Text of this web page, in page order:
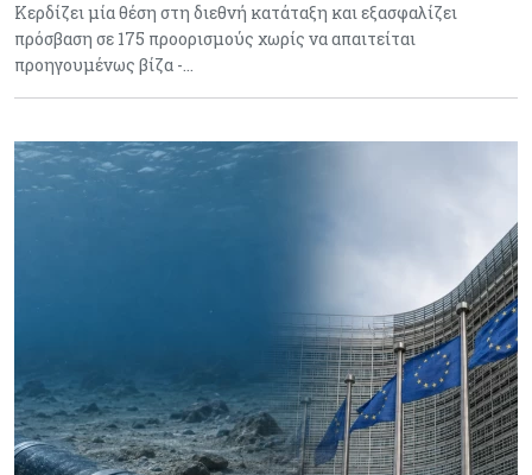
Κερδίζει μία θέση στη διεθνή κατάταξη και εξασφαλίζει
πρόσβαση σε 175 προορισμούς χωρίς να απαιτείται
προηγουμένως βίζα -…